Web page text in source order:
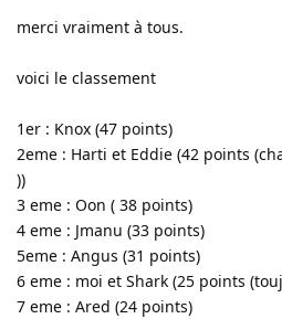
merci vraiment à tous.
voici le classement
1er : Knox (47 points)
2eme : Harti et Eddie (42 points
))
3 eme : Oon ( 38 points)
4 eme : Jmanu (33 points)
5eme : Angus (31 points)
6 eme : moi et Shark (25 points
7 eme : Ared (24 points)